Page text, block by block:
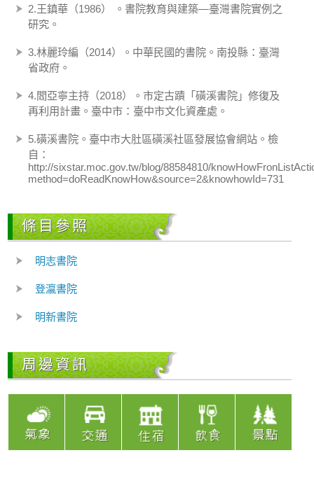
2.王鎮華（1986） 。書院教育與建築—臺灣書院實例之
研究。
3.林麗玲編（2014）。中華民國的書院。南投縣：臺灣
省政府。
4.閻亞寧主持（2018）。市定古蹟「磺溪書院」修復及
再利用計畫。臺中市：臺中市文化資產處。
5.磺溪書院。臺中市大肚區磺溪社區發展協會網站。檢
自：
http://sixstar.moc.gov.tw/blog/88584810/
method=doReadKnowHow&source=2&knowhowId=731
條目參照
明志書院
登瀛書院
明新書院
周邊資訊